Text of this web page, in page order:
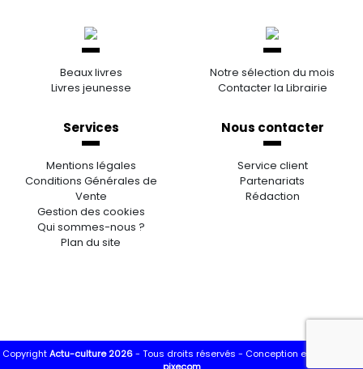
Beaux livres
Livres jeunesse
Notre sélection du mois
Contacter la Librairie
Services
Mentions légales
Conditions Générales de
Vente
Gestion des cookies
Qui sommes-nous ?
Plan du site
Nous contacter
Service client
Partenariats
Rédaction
CopyrightActu-culture 2026- Tous droits réservés - Conception et réalisation
pixecom